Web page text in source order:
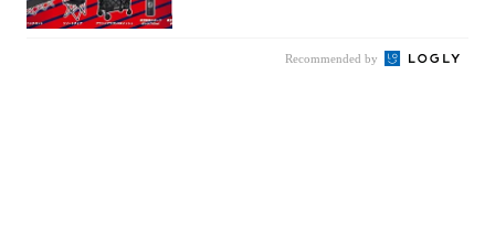
Recommended by